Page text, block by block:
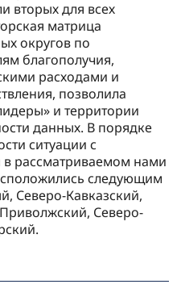
вторых для всех
матрица
округов по
благополучия,
расходами и
позволила
и территории
данных. В порядке
ситуации с
в рассматриваемом нами
следующим
Северо-Кавказский,
Северо-